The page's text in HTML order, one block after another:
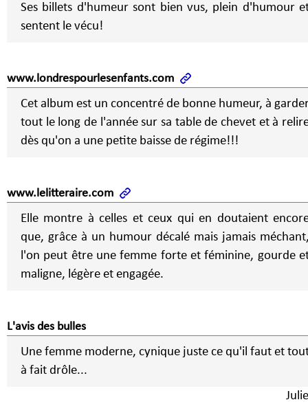
Ses billets d'humeur sont bien vus, plein d'humour
sentent le vécu!
www.londrespourlesenfants.com
Cet album est un concentré de bonne humeur, à
tout le long de l'année sur sa table de chevet et à
dès qu'on a une petite baisse de régime!!!
www.lelitteraire.com
Elle montre à celles et ceux qui en doutaient
que, grâce à un humour décalé mais jamais
l'on peut être une femme forte et féminine, gourde
maligne, légère et engagée.
L'avis des bulles
Une femme moderne, cynique juste ce qu'il faut et
à fait drôle...